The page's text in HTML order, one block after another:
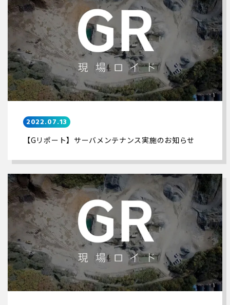
2022.07.13
【Gリポート】サーバメンテナンス実施のお知らせ